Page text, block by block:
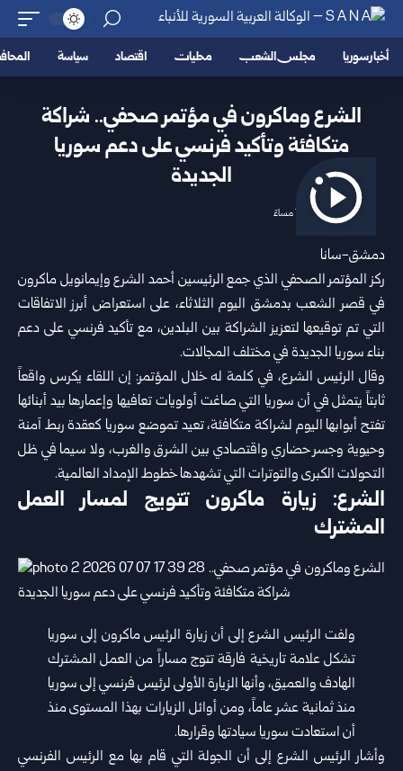
أخبار سوريا مجلس الشعب محليات اقتصاد سياسة
الشرع وماكرون في مؤتمر صحفي.. شراكة
متكافئة وتأكيد فرنسي على دعم سوريا
الجديدة
2026/07/07 7:57 مساءً
دمشق-سانا
ركز المؤتمر الصحفي الذي جمع الرئيسين أحمد الشرعوإيمانويل ماكرون
في قصر الشعب بدمشق اليوم الثلاثاء، على استعراض أبرز الاتفاقات
التي تم توقيعها لتعزيز الشراكة بين البلدين، مع تأكيد فرنسي على دعم
بناءسوريا الجديدة في مختلف المجالات.
وقال الرئيس الشرع، في كلمة له خلال المؤتمر: إن اللقاء يكرس واقعاً
ثابتاً يتمثل في أن سوريا التي صاغت أولويات تعافيها وإعمارها بيد أبنائها
تفتح أبوابها اليوم لشراكة متكافئة، تعيد تموضع سوريا كعقدة ربط آمنة
وحيوية وجسر حضاري واقتصادي بين الشرق والغرب، ولا سيما في ظل
التحولات الكبرى والتوترات التي تشهدها خطوط الإمداد العالمية.
الشرع: زيارة ماكرون تتويج لمسار العمل
المشترك
ولفت الرئيس الشرع إلى أن زيارة الرئيس ماكرون إلى سوريا
تشكل علامة تاريخية فارقة تتوج مساراً من العمل المشترك
الهادف والعميق، وأنها الزيارة الأولى لرئيس فرنسي إلى سوريا
منذ ثمانية عشر عاماً، ومن أوائل الزيارات بهذا المستوى منذ
أن استعادت سوريا سيادتها وقرارها.
وأشار الرئيس الشرع إلى أن الجولة التي قام بها مع الرئيس الفرنسي